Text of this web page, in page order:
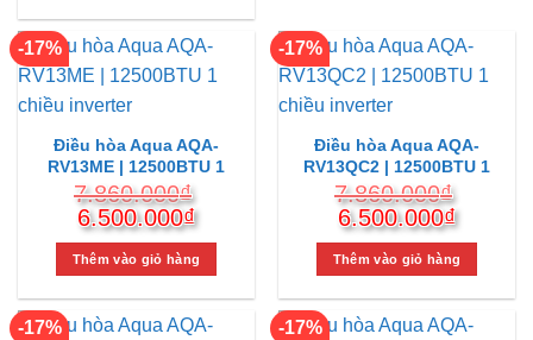
5.650.000₫.
-17%
Điều hòa Aqua AQA-
RV13ME | 12500BTU 1
chiều inverter
7.860.000₫
Giá
gốc
là:
6.500.000₫Giá
hiện
tại
6.500.000₫.
Thêm vào giỏ hàng
-17%
Điều hòa Aqua AQA-
RV13QC2 | 12500BTU 1
chiều inverter
7.860.000₫
Giá
gốc
là:
6.500.000₫Giá
hiện
tại
Thêm vào giỏ hàng
-17% -17%